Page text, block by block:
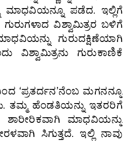
ಮಾಧವಿಯನ್ನೂ ಪಡೆದ. ಇಲ್ಲಿಗೆ
ವಿಶ್ವಾಮಿತ್ರರ ಬಳಿಗೆ
ಗುರುದಕ್ಷಿಣೆಯಾಗಿ
ಗುರುಕಾಣಿಕೆ
‘ಪ್ರತರ್ದನ’ನೆಂಬ ಮಗನನ್ನೂ
ತಮ್ಮ ಹೆಂಡತಿಯನ್ನು ಇತರರಿಗೆ
ಮಾಧವಿಯನ್ನು
ಸಿಗುತ್ತದೆ. ಇಲ್ಲಿ ನಾವು